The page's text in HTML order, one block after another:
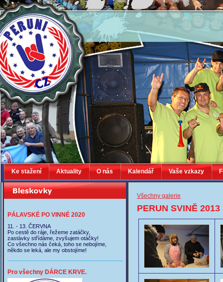
Ke stažení Aktuality O nás Kalendář Vaše vzkazy
PÁLAVSKÉ PO VINNÉ 2020
11. - 13. ČERVNA
Po cestě do ráje, řežeme zatáčky,
zastávky střídáme, zvyšujem otáčky!
Co všechno nás čeká, toho se nebojíme,
někdo se leká, ale my obstojíme!
Pro všechny DÁRCE KRVE.
Všechny galerie
PERUN SVINĚ 2013